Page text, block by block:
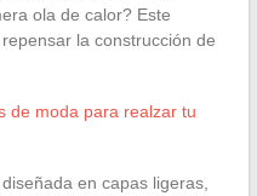
ola de calor? Este
la construcción de
de moda para realzar tu
en capas ligeras,